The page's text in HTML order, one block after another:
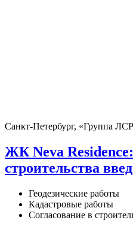
Санкт-Петербург, «Группа
ЖК Neva
строительства
Геодезические работы
Кадастровые работы
Согласование в